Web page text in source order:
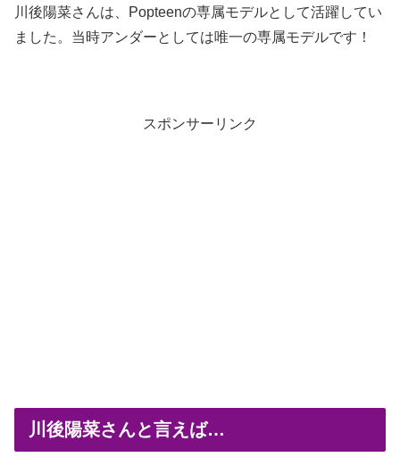
川後陽菜さんは、Popteenの専属モデルとして活躍してい
ました。当時アンダーとしては唯一の専属モデルです！
スポンサーリンク
川後陽菜さんと言えば…